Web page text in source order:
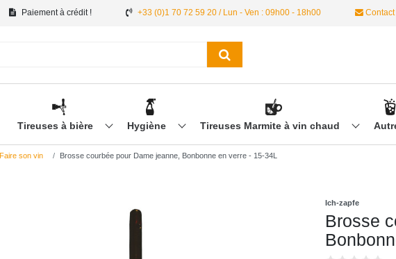
Paiement à crédit ! +33 (0)1 70 72 59 20 / Lun - Ven : 09h00 - 18h00 Contact
Tireuses à bière Hygiène Tireuses Marmite à vin chaud
Faire son vin Brosse courbée pour Dame jeanne, Bonbonne en verre - 15-34L
Ich-zapfe
Brosse